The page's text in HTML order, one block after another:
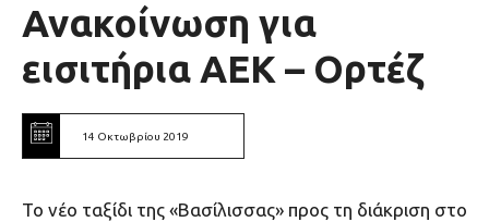
Ανακοίνωση για
εισιτήρια ΑΕΚ – Ορτέζ
14 Οκτωβρίου 2019
Το νέο ταξίδι της «Βασίλισσας» προς τη διάκριση στο